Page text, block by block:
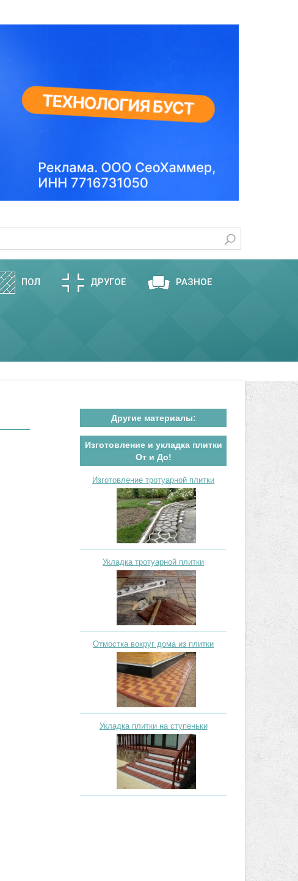
ПОЛ ДРУГОЕ РАЗНОЕ
Другие материалы:
Изготовление и укладка плитки
От и До!
Изготовление тротуарной плитки
Укладка тротуарной плитки
Отмостка вокруг дома из плитки
Укладка плитки на ступеньки